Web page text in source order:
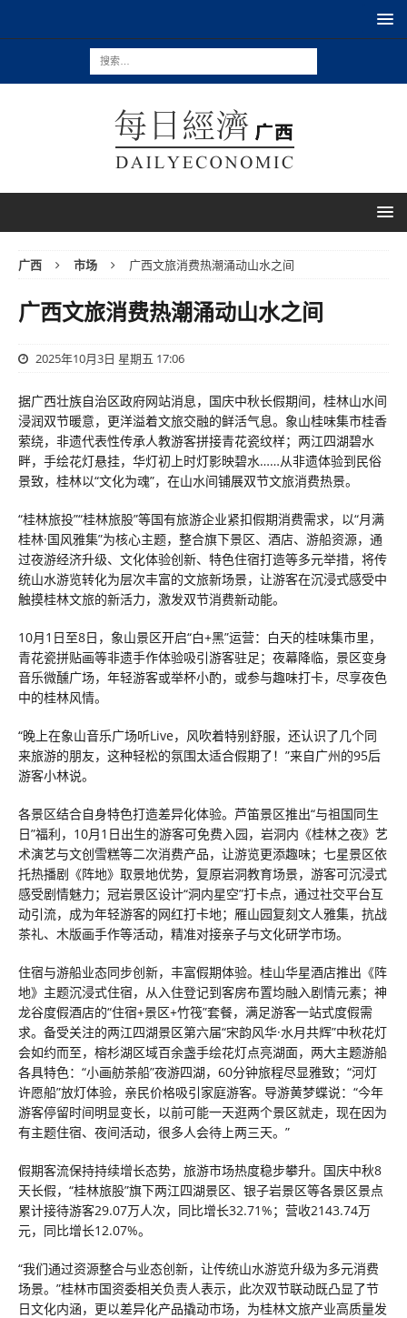
广西 市场 广西文旅消费热潮涌动山水之间
广西文旅消费热潮涌动山水之间
2025年10月3日 星期五 17:06
据广西壮族自治区政府网站消息，国庆中秋长假期间，桂林山水间
浸润双节暖意，更洋溢着文旅交融的鲜活气息。象山桂味集市桂香
萦绕，非遗代表性传承人教游客拼接青花瓷纹样；两江四湖碧水
畔，手绘花灯悬挂，华灯初上时灯影映碧水……从非遗体验到民俗
景致，桂林以“文化为魂”，在山水间铺展双节文旅消费热景。
“桂林旅投”“桂林旅股”等国有旅游企业紧扣假期消费需求，以“月满
桂林·国风雅集”为核心主题，整合旗下景区、酒店、游船资源，通
过夜游经济升级、文化体验创新、特色住宿打造等多元举措，将传
统山水游览转化为层次丰富的文旅新场景，让游客在沉浸式感受中
触摸桂林文旅的新活力，激发双节消费新动能。
10月1日至8日，象山景区开启“白+黑”运营：白天的桂味集市里，
青花瓷拼贴画等非遗手作体验吸引游客驻足；夜幕降临，景区变身
音乐微醺广场，年轻游客或举杯小酌，或参与趣味打卡，尽享夜色
中的桂林风情。
“晚上在象山音乐广场听Live，风吹着特别舒服，还认识了几个同
来旅游的朋友，这种轻松的氛围太适合假期了！”来自广州的95后
游客小林说。
各景区结合自身特色打造差异化体验。芦笛景区推出“与祖国同生
日”福利，10月1日出生的游客可免费入园，岩洞内《桂林之夜》艺
术演艺与文创雪糕等二次消费产品，让游览更添趣味；七星景区依
托热播剧《阵地》取景地优势，复原岩洞教育场景，游客可沉浸式
感受剧情魅力；冠岩景区设计“洞内星空”打卡点，通过社交平台互
动引流，成为年轻游客的网红打卡地；雁山园复刻文人雅集，抗战
茶礼、木版画手作等活动，精准对接亲子与文化研学市场。
住宿与游船业态同步创新，丰富假期体验。桂山华星酒店推出《阵
地》主题沉浸式住宿，从入住登记到客房布置均融入剧情元素；神
龙谷度假酒店的“住宿+景区+竹筏”套餐，满足游客一站式度假需
求。备受关注的两江四湖景区第六届“宋韵风华·水月共辉”中秋花灯
会如约而至，榕杉湖区域百余盏手绘花灯点亮湖面，两大主题游船
各具特色：“小画舫茶船”夜游四湖，60分钟旅程尽显雅致；“河灯
许愿船”放灯体验，亲民价格吸引家庭游客。导游黄梦蝶说：“今年
游客停留时间明显变长，以前可能一天逛两个景区就走，现在因为
有主题住宿、夜间活动，很多人会待上两三天。”
假期客流保持持续增长态势，旅游市场热度稳步攀升。国庆中秋8
天长假，“桂林旅股”旗下两江四湖景区、银子岩景区等各景区景点
累计接待游客29.07万人次，同比增长32.71%；营收2143.74万
元，同比增长12.07%。
“我们通过资源整合与业态创新，让传统山水游览升级为多元消费
场景。”桂林市国资委相关负责人表示，此次双节联动既凸显了节
日文化内涵，更以差异化产品撬动市场，为桂林文旅产业高质量发